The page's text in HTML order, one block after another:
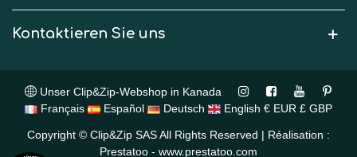
Kontaktieren Sie uns
Unser Clip&Zip-Webshop in Kanada
Français
Español Deutsch English € EUR £ GBP
Copyright © Clip&Zip SAS All Rights Reserved | Réalisation :
Prestatoo - www.prestatoo.com